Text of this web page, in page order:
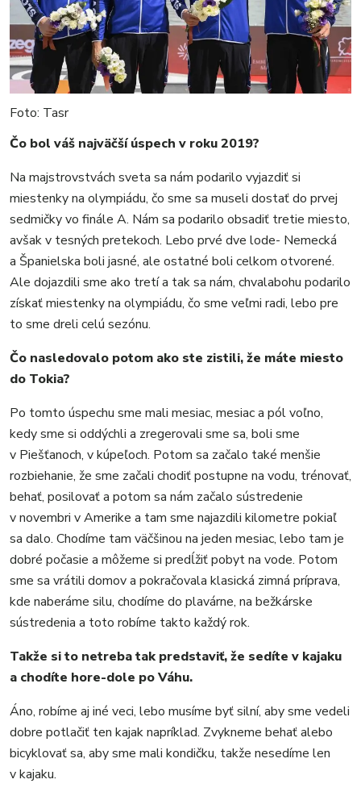
Foto: Tasr
Čo bol váš najväčší úspech v roku 2019?
Na majstrovstvách sveta sa nám podarilo vyjazdiť si
miestenky na olympiádu, čo sme sa museli dostať do prvej
sedmičky vo finále A. Nám sa podarilo obsadiť tretie miesto,
avšak v tesných pretekoch. Lebo prvé dve lode- Nemecká
a Španielska boli jasné, ale ostatné boli celkom otvorené.
Ale dojazdili sme ako tretí a tak sa nám, chvalabohu podarilo
získať miestenky na olympiádu, čo sme veľmi radi, lebo pre
to sme dreli celú sezónu.
Čo nasledovalo potom ako ste zistili, že máte miesto
do Tokia?
Po tomto úspechu sme mali mesiac, mesiac a pól voľno,
kedy sme si oddýchli a zregerovali sme sa, boli sme
v Piešťanoch, v kúpeľoch. Potom sa začalo také menšie
rozbiehanie, že sme začali chodiť postupne na vodu, trénovať,
behať, posilovať a potom sa nám začalo sústredenie
v novembri v Amerike a tam sme najazdili kilometre pokiaľ
sa dalo. Chodíme tam väčšinou na jeden mesiac, lebo tam je
dobré počasie a môžeme si predĺžiť pobyt na vode. Potom
sme sa vrátili domov a pokračovala klasická zimná príprava,
kde naberáme silu, chodíme do plavárne, na bežkárske
sústredenia a toto robíme takto každý rok.
Takže si to netreba tak predstaviť, že sedíte v kajaku
a chodíte hore-dole po Váhu.
Áno, robíme aj iné veci, lebo musíme byť silní, aby sme vedeli
dobre potlačiť ten kajak napríklad. Zvykneme behať alebo
bicyklovať sa, aby sme mali kondičku, takže nesedíme len
v kajaku.